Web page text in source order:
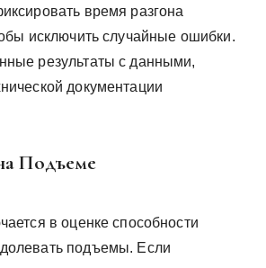
время разгона
исключить случайные ошибки.
результаты с данными,
документации
Подъеме
в оценке способности
подъемы. Если